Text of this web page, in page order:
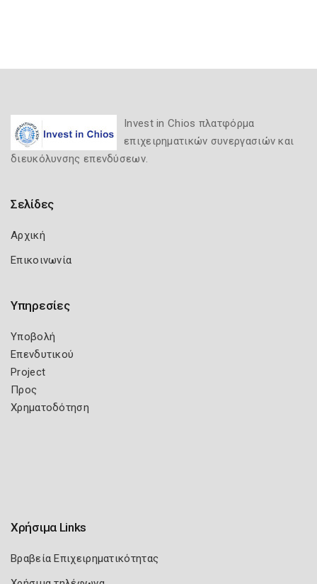
Invest in Chios πλατφόρμα
επιχειρηματικών συνεργασιών και
διευκόλυνσης επενδύσεων.
Σελίδες
Αρχική
Επικοινωνία
Υπηρεσίες
Υποβολή
Επενδυτικού
Project
Προς
Χρηματοδότηση
Χρήσιμα Links
Βραβεία Επιχειρηματικότητας